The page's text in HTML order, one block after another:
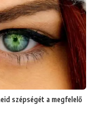
szépségét a megfelelő